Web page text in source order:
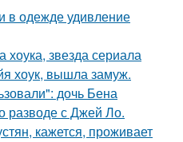
в одежде удивление
звезда сериала
хоук, вышла замуж.
дочь Бена
разводе с Джей Ло.
кажется, проживает